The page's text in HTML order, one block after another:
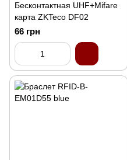
Бесконтактная UHF+Mifare
карта ZKTeco DF02
66 грн